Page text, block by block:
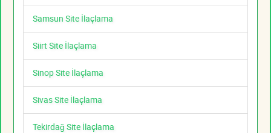
Samsun Site İlaçlama
Siirt Site İlaçlama
Sinop Site İlaçlama
Sivas Site İlaçlama
Tekirdağ Site İlaçlama